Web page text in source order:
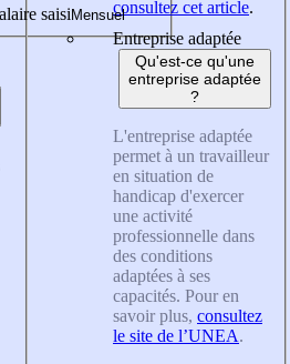
saisi
consultez cet article.
Entreprise adaptée
Qu'est-ce qu'une
entreprise adaptée
?
L'entreprise adaptée
permet à un travailleur
en situation de
handicap d'exercer
une activité
professionnelle dans
des conditions
adaptées à ses
capacités. Pour en
savoir plus, consultez
le site de l’UNEA.